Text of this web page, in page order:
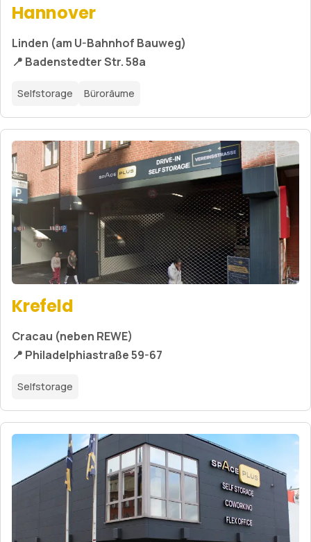
Hannover
Linden (am U-Bahnhof Bauweg)
📍 Badenstedter Str. 58a
Selfstorage Büroräume
Krefeld
Cracau (neben REWE)
📍 Philadelphiastraße 59-67
Selfstorage